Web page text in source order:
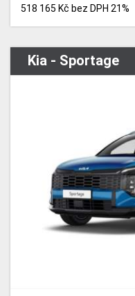
518 165 Kč bez DPH 21%
Kia - Sportage